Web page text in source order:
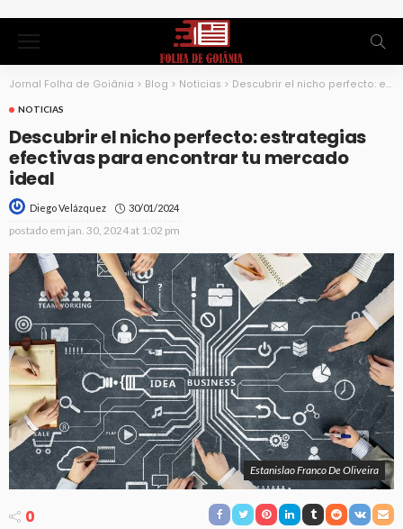
Jornal Folha de Goiânia > Blog > Noticias > Descubrir el nicho perfecto: estrategias efectivas para encontrar tu mercado ideal
NOTICIAS
Descubrir el nicho perfecto: estrategias
efectivas para encontrar tu mercado
ideal
Diego Velázquez 30/01/2024
postado em jan. 30, 2024 at 1:02 pm
Estanislao Franco De Oliveira
0